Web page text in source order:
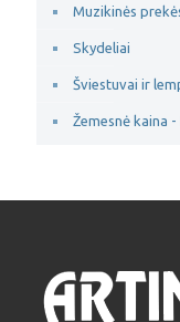
Muzikinės
Skydeliai
Šviestuvai ir
Žemesnė kaina